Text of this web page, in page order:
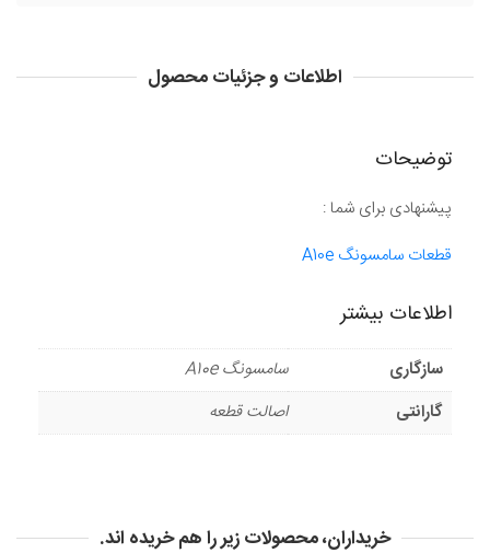
اطلاعات و جزئیات محصول
توضیحات
پیشنهادی برای شما :
قطعات سامسونگ A10e
اطلاعات بیشتر
سازگاری
سامسونگ A10e
گارانتی
اصالت قطعه
خریداران، محصولات زیر را هم خریده اند.